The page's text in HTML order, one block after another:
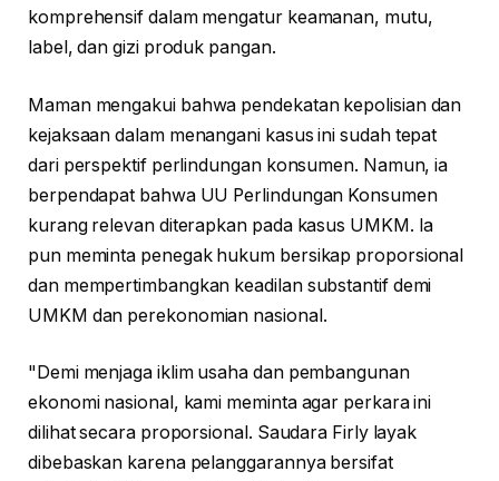
komprehensif dalam mengatur keamanan, mutu,
label, dan gizi produk pangan.
Maman mengakui bahwa pendekatan kepolisian dan
kejaksaan dalam menangani kasus ini sudah tepat
dari perspektif perlindungan konsumen. Namun, ia
berpendapat bahwa UU Perlindungan Konsumen
kurang relevan diterapkan pada kasus UMKM. Ia
pun meminta penegak hukum bersikap proporsional
dan mempertimbangkan keadilan substantif demi
UMKM dan perekonomian nasional.
"Demi menjaga iklim usaha dan pembangunan
ekonomi nasional, kami meminta agar perkara ini
dilihat secara proporsional. Saudara Firly layak
dibebaskan karena pelanggarannya bersifat